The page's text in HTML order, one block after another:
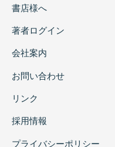
書店様へ
著者ログイン
会社案内
お問い合わせ
リンク
採用情報
プライバシーポリシー